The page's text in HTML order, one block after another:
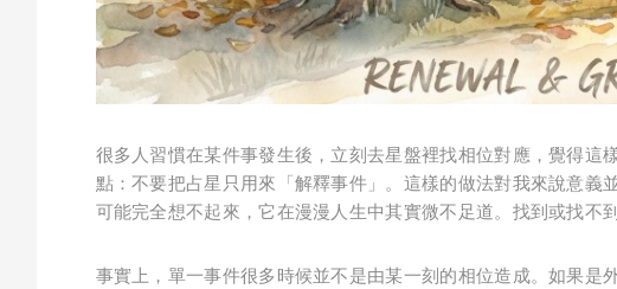
很多人習慣在某件事發生後，立刻去星盤裡找相位對應，覺得這
點：不要把占星只用來「解釋事件」。這樣的做法對我來說意義
可能完全想不起來，它在漫漫人生中其實微不足道。找到或找不
事實上，單一事件很多時候並不是由某一刻的相位造成。如果是